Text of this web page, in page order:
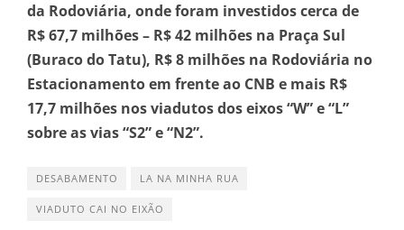
da Rodoviária, onde foram investidos cerca de
R$ 67,7 milhões – R$ 42 milhões na Praça Sul
(Buraco do Tatu), R$ 8 milhões na Rodoviária no
Estacionamento em frente ao CNB e mais R$
17,7 milhões nos viadutos dos eixos “W” e “L”
sobre as vias “S2” e “N2”.
DESABAMENTO LA NA MINHA RUA
VIADUTO CAI NO EIXÃO